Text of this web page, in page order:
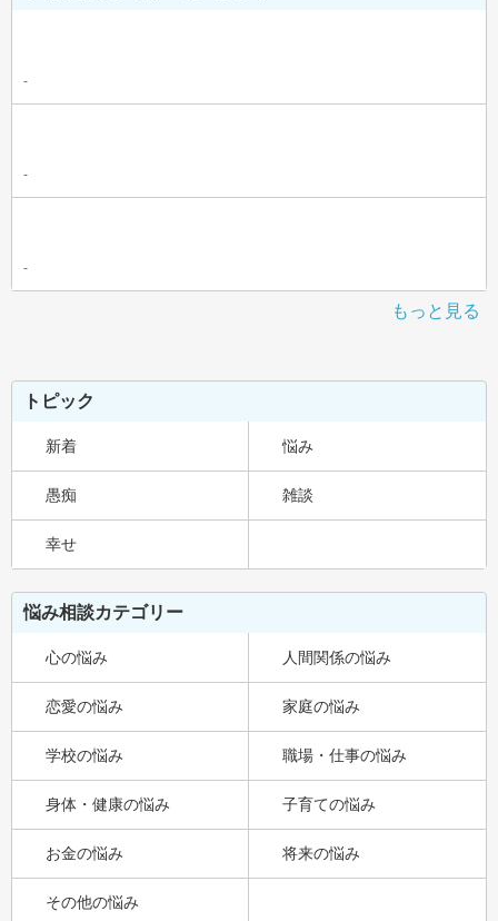
-
-
-
もっと見る
トピック
新着 悩み
愚痴 雑談
幸せ
悩み相談カテゴリー
心の悩み 人間関係の悩み
恋愛の悩み 家庭の悩み
学校の悩み 職場・仕事の悩み
身体・健康の悩み 子育ての悩み
お金の悩み 将来の悩み
その他の悩み